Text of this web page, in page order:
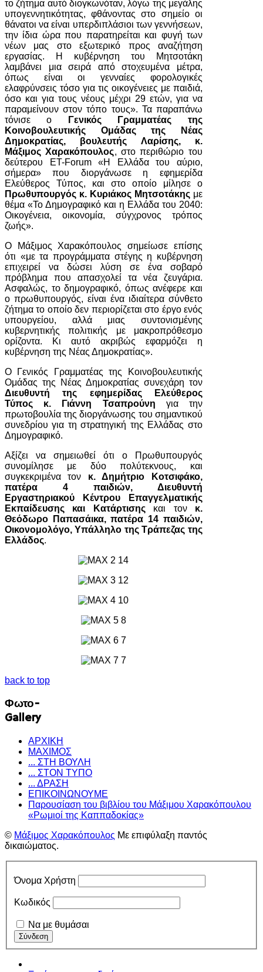
το ζήτημα αυτό διογκωνόταν, λόγω της μεγάλης
υπογεννητικότητας, φθάνοντας στο σημείο οι
θάνατοι να είναι υπερδιπλάσιοι των γεννήσεων,
την ίδια ώρα που παρατηρείται και φυγή των
νέων μας στο εξωτερικό προς αναζήτηση
εργασίας. Η κυβέρνηση του Μητσοτάκη
λαμβάνει μια σειρά από στοχευμένα μέτρα,
όπως είναι οι γενναίες φορολογικές
ελαφρύνσεις τόσο για τις οικογένειες με παιδιά,
όσο και για τους νέους μέχρι 29 ετών, για να
παραμείνουν στον τόπο τους». Τα παραπάνω
τόνισε ο
Γενικός Γραμματέας της
Κοινοβουλευτικής Ομάδας της Νέας
Δημοκρατίας, βουλευτής Λαρίσης, κ.
Μάξιμος Χαρακόπουλος, στο περιθώριο του
δεύτερου ET-Forum «Η Ελλάδα του αύριο,
σήμερα» που διοργάνωσε η εφημερίδα
Ελεύθερος Τύπος, και στο οποίο μίλησε ο
Πρωθυπουργός κ. Κυριάκος Μητσοτάκηςμε
θέμα «Το Δημογραφικό και η Ελλάδα του 2040:
Οικογένεια, οικονομία, σύγχρονος τρόπος
ζωής».
Ο Μάξιμος Χαρακόπουλος σημείωσε επίσης
ότι «με τα προγράμματα στέγης η κυβέρνηση
επιχειρεί να δώσει λύση σε ένα σοβαρό
πρόβλημα που απασχολεί τα νέα ζευγάρια.
Ασφαλώς, το δημογραφικό, όπως ανέφερε και
ο πρωθυπουργός, είναι ένα ιδιαίτερα σύνθετο
ζήτημα το οποίο δεν περιορίζεται στο έργο ενός
υπουργείου, αλλά μιας συντονισμένης
κυβερνητικής πολιτικής με μακροπρόθεσμο
ορίζοντα. Κι αυτό ακριβώς εφαρμόζει η
κυβέρνηση της Νέας Δημοκρατίας».
Ο Γενικός Γραμματέας της Κοινοβουλευτικής
Ομάδας της Νέας Δημοκρατίας συνεχάρη τον
Διευθυντή της εφημερίδας Ελεύθερος
Τύπος κ. Γιάννη Τσαπρούνη για την
πρωτοβουλία της διοργάνωσης του σημαντικού
συνεδρίου για τη στρατηγική της Ελλάδας στο
Δημογραφικό.
Αξίζει να σημειωθεί ότι ο Πρωθυπουργός
συνομίλησε με δύο πολύτεκνους, και
συγκεκριμένα τον κ. Δημήτριο Κοτσιφάκο,
πατέρα 4 παιδιών, Διευθυντή
Εργαστηριακού Κέντρου Επαγγελματικής
Εκπαίδευσης και Κατάρτισηςκαι τον κ.
Θεόδωρο Παπασάικα, πατέρα 14 παιδιών,
Οικονομολόγο, Υπάλληλο της Τράπεζας της
Ελλάδος.
back to top
Φωτο-
Gallery
ΑΡΧΙΚΗ
ΜΑΧΙΜΟΣ
... ΣΤΗ ΒΟΥΛΗ
... ΣΤΟΝ ΤΥΠΟ
... ΔΡΑΣΗ
ΕΠΙΚΟΙΝΩΝΟΥΜΕ
Παρουσίαση του βιβλίου του Μάξιμου Χαρακόπουλου
«Ρωμιοί της Καππαδοκίας»
© Μάξιμος Χαρακόπουλος Με επιφύλαξη παντός
δικαιώματος.
Όνομα Χρήστη
Κωδικός
Να με θυμάσαι